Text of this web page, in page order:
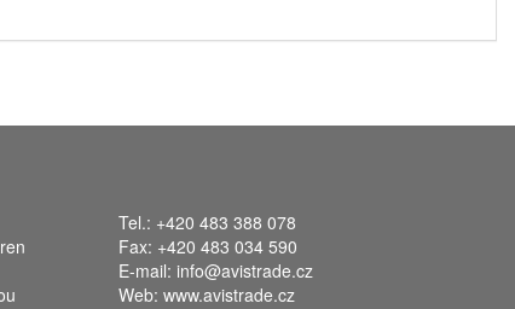
Tel.: +420 483 388 078
Fax: +420 483 034 590
E-mail: info@avistrade.cz
Web: www.avistrade.cz